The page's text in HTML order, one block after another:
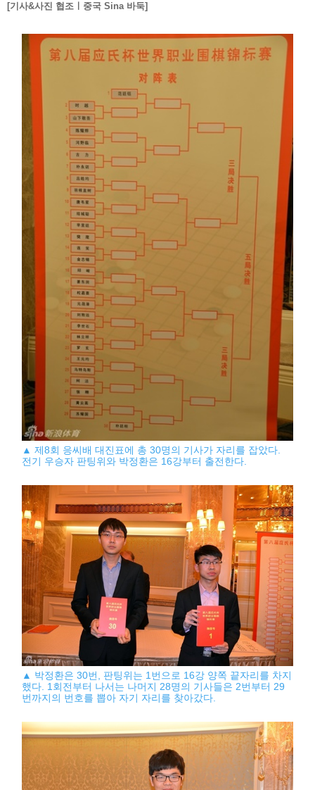
[기사&사진 협조ㅣ중국 Sina 바둑]
▲ 제8회 응씨배 대진표에 총 30명의 기사가 자리를 잡았다.
전기 우승자 판팅위와 박정환은 16강부터 출전한다.
▲ 박정환은 30번, 판팅위는 1번으로 16강 양쪽 끝자리를 차지
했다. 1회전부터 나서는 나머지 28명의 기사들은 2번부터 29
번까지의 번호를 뽑아 자기 자리를 찾아갔다.